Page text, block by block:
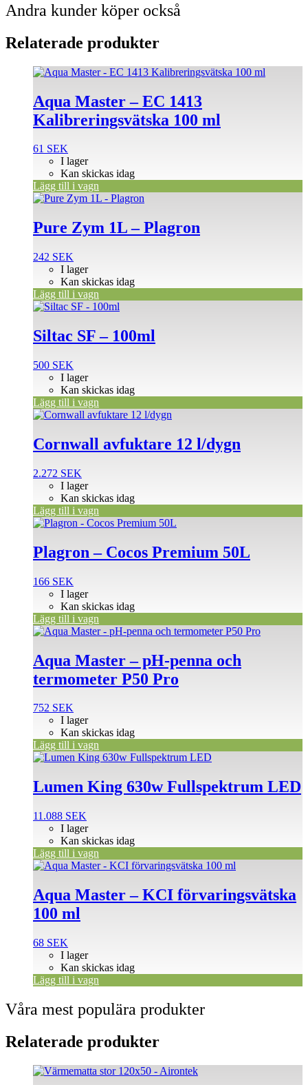
Andra kunder köper också
Relaterade produkter
Aqua Master – EC 1413
Kalibreringsvätska 100 ml
61 SEK
I lager
Kan skickas idag
Lägg till i vagn
Pure Zym 1L – Plagron
242 SEK
I lager
Kan skickas idag
Lägg till i vagn
Siltac SF – 100ml
500 SEK
I lager
Kan skickas idag
Lägg till i vagn
Cornwall avfuktare 12 l/dygn
2.272 SEK
I lager
Kan skickas idag
Lägg till i vagn
Plagron – Cocos Premium 50L
166 SEK
I lager
Kan skickas idag
Lägg till i vagn
Aqua Master – pH-penna och
termometer P50 Pro
752 SEK
I lager
Kan skickas idag
Lägg till i vagn
Lumen King 630w Fullspektrum LED
11.088 SEK
I lager
Kan skickas idag
Lägg till i vagn
Aqua Master – KCI förvaringsvätska
100 ml
68 SEK
I lager
Kan skickas idag
Lägg till i vagn
Våra mest populära produkter
Relaterade produkter